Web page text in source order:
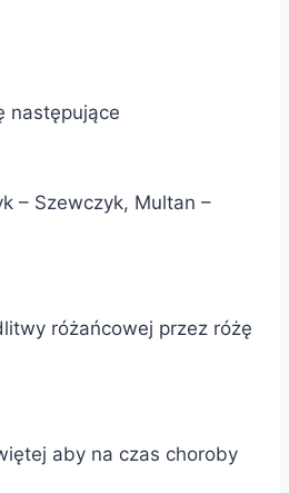
następujące
– Szewczyk, Multan –
różańcowej przez różę
aby na czas choroby